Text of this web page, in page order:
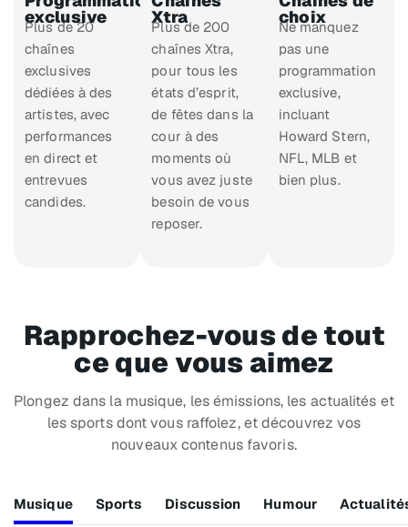
exclusive
Plus de 20
chaînes
exclusives
dédiées à des
artistes, avec
performances
en direct et
entrevues
candides.
Xtra
Plus de 200
chaînes Xtra,
pour tous les
états d’esprit,
de fêtes dans la
cour à des
moments où
vous avez juste
besoin de vous
reposer.
choix
Ne manquez
pas une
programmation
exclusive,
incluant
Howard Stern,
NFL, MLB et
bien plus.
Rapprochez-vous de tout
ce que vous aimez
Plongez dans la musique, les émissions, les actualités et
les sports dont vous raffolez, et découvrez vos
nouveaux contenus favoris.
Musique Sports Discussion Humour